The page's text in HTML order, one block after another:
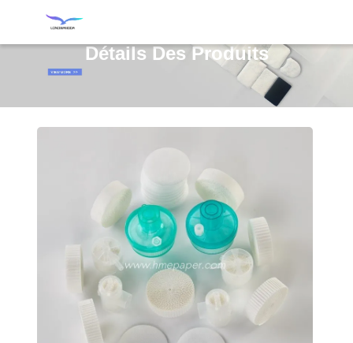
Détails Des Produits